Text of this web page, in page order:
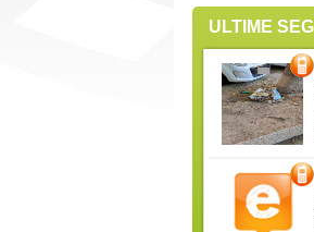
ULTIME